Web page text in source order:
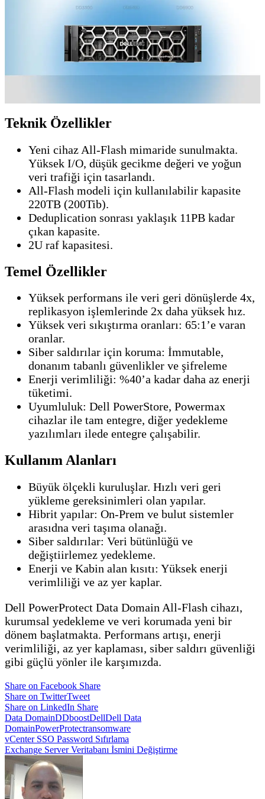
Teknik Özellikler
Yeni cihaz All-Flash mimaride sunulmakta.
Yüksek I/O, düşük gecikme değeri ve yoğun
veri trafiği için tasarlandı.
All-Flash modeli için kullanılabilir kapasite
220TB (200Tib).
Deduplication sonrası yaklaşık 11PB kadar
çıkan kapasite.
2U raf kapasitesi.
Temel Özellikler
Yüksek performans ile veri geri dönüşlerde 4x,
replikasyon işlemlerinde 2x daha yüksek hız.
Yüksek veri sıkıştırma oranları: 65:1’e varan
oranlar.
Siber saldırılar için koruma: İmmutable,
donanım tabanlı güvenlikler ve şifreleme
Enerji verimliliği: %40’a kadar daha az enerji
tüketimi.
Uyumluluk: Dell PowerStore, Powermax
cihazlar ile tam entegre, diğer yedekleme
yazılımları ilede entegre çalışabilir.
Kullanım Alanları
Büyük ölçekli kuruluşlar. Hızlı veri geri
yükleme gereksinimleri olan yapılar.
Hibrit yapılar: On-Prem ve bulut sistemler
arasıdna veri taşıma olanağı.
Siber saldırılar: Veri bütünlüğü ve
değiştiirlemez yedekleme.
Enerji ve Kabin alan kısıtı: Yüksek enerji
verimliliği ve az yer kaplar.
Dell PowerProtect Data Domain All-Flash cihazı,
kurumsal yedekleme ve veri korumada yeni bir
dönem başlatmakta. Performans artışı, enerji
verimliliği, az yer kaplaması, siber saldırı güvenliği
gibi güçlü yönler ile karşımızda.
Share on Facebook Share
Share on TwitterTweet
Share on LinkedIn Share
Data DomainDDboostDellDell Data
DomainPowerProtectransomware
Yazı
gezinmesi
vCenter SSO Password Sıfırlama
Exchange Server Veritabanı İsmini Değiştirme